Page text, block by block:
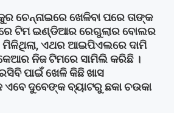
ଚେନ୍ନାଇରେ ଖେଳିବା ପରେ ତାଙ୍କ
ଟିମ ଇଣ୍ଡିଆର ରେଗୁଲାର ବୋଲର
ମିଳିଥିଲା, ଏଥର ଆଇପିଏଲରେ ଦାମି
ନିଜ ଟିମରେ ସାମିଲି କରିଛି ।
ପାଇଁ ଖେଳି କିଛି ଖାସ
ଏବେ ଦୁବେଙ୍କ ବ୍ୟାଟରୁ ଛକା ଚଉକା